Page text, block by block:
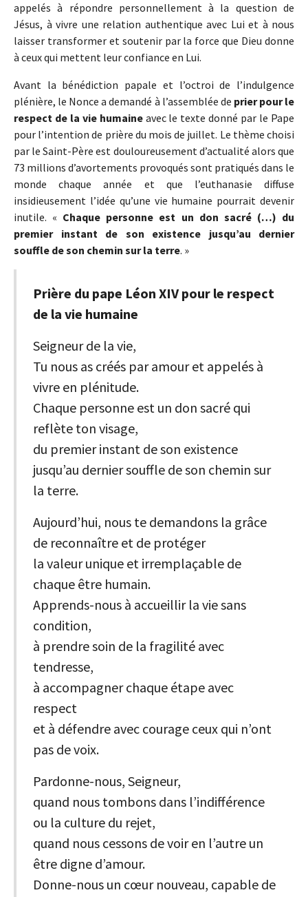
appelés à répondre personnellement à la question de
Jésus, à vivre une relation authentique avec Lui et à nous
laisser transformer et soutenir par la force que Dieu donne
à ceux qui mettent leur confiance en Lui.
Avant la bénédiction papale et l’octroi de l’indulgence
plénière, le Nonce a demandé à l’assemblée de prier pour le
respect de la vie humaineavec le texte donné par le Pape
pour l’intention de prière du mois de juillet. Le thème choisi
par le Saint-Père est douloureusement d’actualité alors que
73 millions d’avortements provoqués sont pratiqués dans le
monde chaque année et que l’euthanasie diffuse
insidieusement l’idée qu’une vie humaine pourrait devenir
inutile. « Chaque personne est un don sacré (…) du
premier instant de son existence jusqu’au dernier
souffle de son chemin sur la terre. »
Prière du pape Léon XIV pour le respect
de la vie humaine
Seigneur de la vie,
Tu nous as créés par amour et appelés à
vivre en plénitude.
Chaque personne est un don sacré qui
reflète ton visage,
du premier instant de son existence
jusqu’au dernier souffle de son chemin sur
la terre.
Aujourd’hui, nous te demandons la grâce
de reconnaître et de protéger
la valeur unique et irremplaçable de
chaque être humain.
Apprends-nous à accueillir la vie sans
condition,
à prendre soin de la fragilité avec
tendresse,
à accompagner chaque étape avec
respect
et à défendre avec courage ceux qui n’ont
pas de voix.
Pardonne-nous, Seigneur,
quand nous tombons dans l’indifférence
ou la culture du rejet,
quand nous cessons de voir en l’autre un
être digne d’amour.
Donne-nous un cœur nouveau, capable de